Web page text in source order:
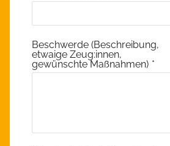
Beschwerde (Beschreibung,
etwaige Zeug:innen,
gewünschte Maßnahmen) *